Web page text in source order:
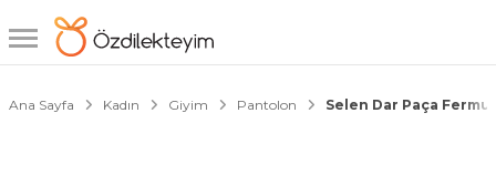
Ana Sayfa Kadın Giyim Pantolon Selen Dar Paça
1/4